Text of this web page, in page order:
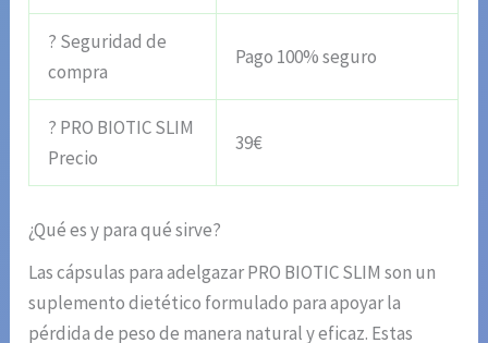
? Seguridad de
compra
Pago 100% seguro
? PRO BIOTIC SLIM
Precio
39€
¿Qué es y para qué sirve?
Las cápsulas para adelgazar PRO BIOTIC SLIM son un
suplemento dietético formulado para apoyar la
pérdida de peso de manera natural y eficaz. Estas